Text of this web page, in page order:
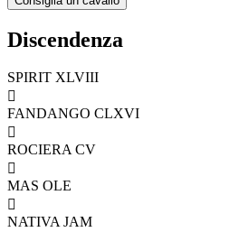
Discendenza
SPIRIT XLVIII

FANDANGO CLXVI

ROCIERA CV

MAS OLE

NATIVA JAM